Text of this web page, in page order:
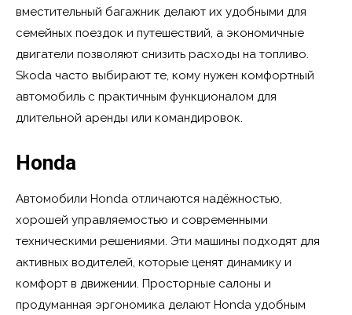
вместительный багажник делают их удобными для
семейных поездок и путешествий, а экономичные
двигатели позволяют снизить расходы на топливо.
Skoda часто выбирают те, кому нужен комфортный
автомобиль с практичным функционалом для
длительной аренды или командировок.
Honda
Автомобили Honda отличаются надёжностью,
хорошей управляемостью и современными
техническими решениями. Эти машины подходят для
активных водителей, которые ценят динамику и
комфорт в движении. Просторные салоны и
продуманная эргономика делают Honda удобным